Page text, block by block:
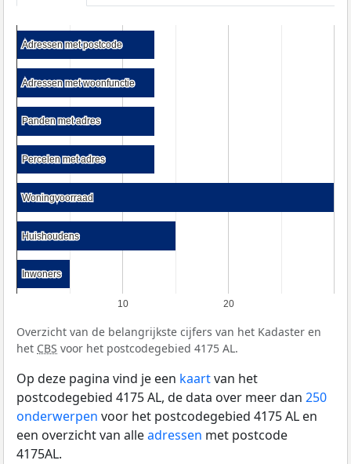
10 20
Adressen met postcode
Adressen met postcode
Adressen met woonfunctie
Adressen met woonfunctie
Panden met adres
Panden met adres
Percelen met adres
Percelen met adres
Woningvoorraad
Woningvoorraad
Huishoudens
Huishoudens
Inwoners
Inwoners
Overzicht van de belangrijkste cijfers van het Kadaster en
het CBS voor het postcodegebied 4175 AL.
Op deze pagina vind je een kaartvan het
postcodegebied 4175 AL, de data over meer dan 250
onderwerpen voor het postcodegebied 4175 AL en
een overzicht van alleadressen met postcode
4175AL.